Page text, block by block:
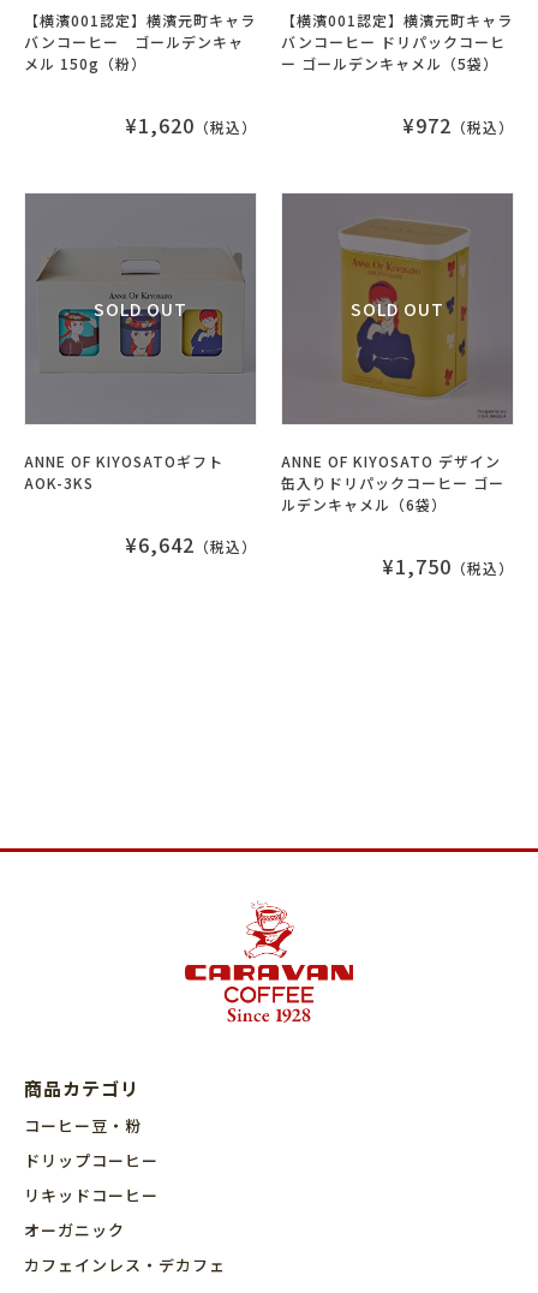
【横濱001認定】横濱元町キャラ
バンコーヒー ゴールデンキャ
メル 150g（粉）
¥1,620 （税込）
【横濱001認定】横濱元町キャラ
バンコーヒー ドリパックコーヒ
ー ゴールデンキャメル（5袋）
¥972 （税込）
ANNE OF KIYOSATOギフト
AOK-3KS
¥6,642 （税込）
ANNE OF KIYOSATO デザイン
缶入りドリパックコーヒー ゴー
ルデンキャメル（6袋）
¥1,750 （税込）
商品カテゴリ
コーヒー豆・粉
ドリップコーヒー
リキッドコーヒー
オーガニック
カフェインレス・デカフェ